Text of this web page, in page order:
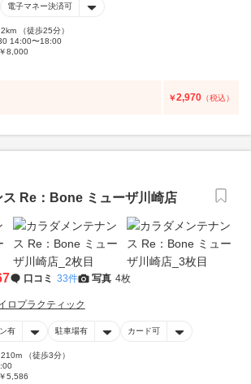
電子マネー決済可
2km （徒歩25分）
14:00〜18:00
8,000
￥2,970 （税込）
ス Re：Bone ミューザ川崎店
口コミ 33件 写真 4枚
ロプラクティック
有 駐車場有 カード可
210m （徒歩3分）
5,586